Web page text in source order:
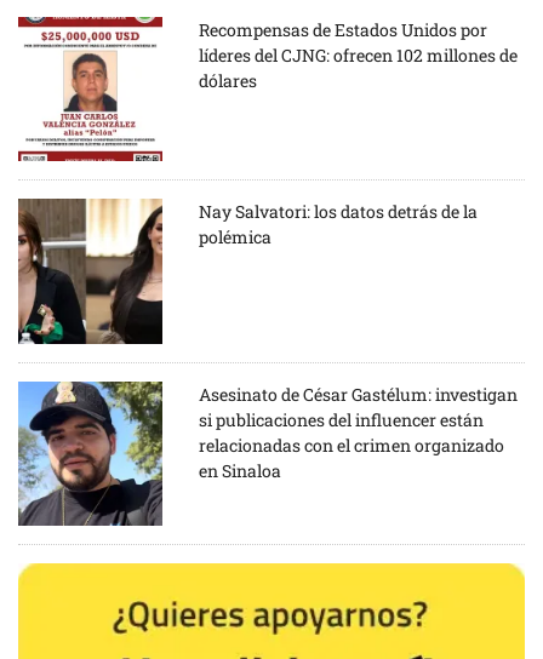
Recompensas de Estados Unidos por
líderes del CJNG: ofrecen 102 millones de
dólares
Nay Salvatori: los datos detrás de la
polémica
Asesinato de César Gastélum: investigan
si publicaciones del influencer están
relacionadas con el crimen organizado
en Sinaloa